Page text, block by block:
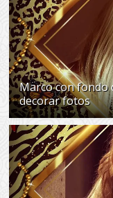
Marco con fondo
decorar fotos